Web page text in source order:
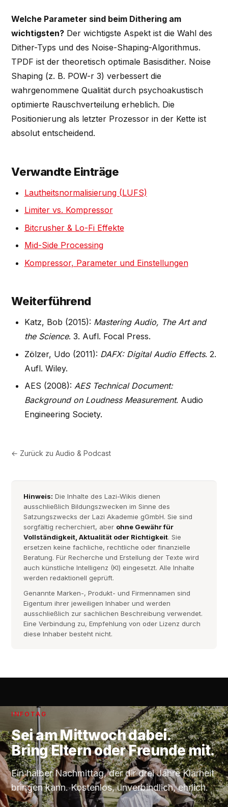
Welche Parameter sind beim Dithering am
wichtigsten? Der wichtigste Aspekt ist die Wahl des
Dither-Typs und des Noise-Shaping-Algorithmus.
TPDF ist der theoretisch optimale Basisdither. Noise
Shaping (z. B. POW-r 3) verbessert die
wahrgenommene Qualität durch psychoakustisch
optimierte Rauschverteilung erheblich. Die
Positionierung als letzter Prozessor in der Kette ist
absolut entscheidend.
Verwandte Einträge
Lautheitsnormalisierung (LUFS)
Limiter vs. Kompressor
Bitcrusher & Lo-Fi Effekte
Mid-Side Processing
Kompressor, Parameter und Einstellungen
Weiterführend
Katz, Bob (2015): Mastering Audio, The Art and
the Science. 3. Aufl. Focal Press.
Zölzer, Udo (2011): DAFX: Digital Audio Effects. 2.
Aufl. Wiley.
AES (2008): AES Technical Document:
Background on Loudness Measurement. Audio
Engineering Society.
← Zurück zuAudio & Podcast
Hinweis: Die Inhalte des Lazi-Wikis dienen
ausschließlich Bildungszwecken im Sinne des
Satzungszwecks der Lazi Akademie gGmbH. Sie sind
sorgfältig recherchiert, aber ohne Gewähr für
Vollständigkeit, Aktualität oder Richtigkeit. Sie
ersetzen keine fachliche, rechtliche oder finanzielle
Beratung. Für Recherche und Erstellung der Texte wird
auch künstliche Intelligenz (KI) eingesetzt. Alle Inhalte
werden redaktionell geprüft.
Genannte Marken-, Produkt- und Firmennamen sind
Eigentum ihrer jeweiligen Inhaber und werden
ausschließlich zur sachlichen Beschreibung verwendet.
Eine Verbindung zu, Empfehlung von oder Lizenz durch
diese Inhaber besteht nicht.
INFOTAG
Sei amMittwochdabei.
Bring Eltern oder Freunde mit.
Ein halber Nachmittag, der dir drei Jahre Klarheit
bringen kann. Kostenlos, unverbindlich, ehrlich.